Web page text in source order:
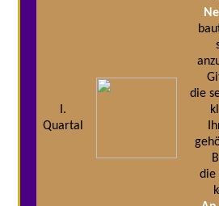
I.
Quartal
die
die